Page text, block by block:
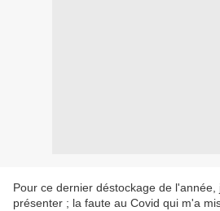
Pour ce dernier déstockage de
présenter ; la faute au Covid qui m'a